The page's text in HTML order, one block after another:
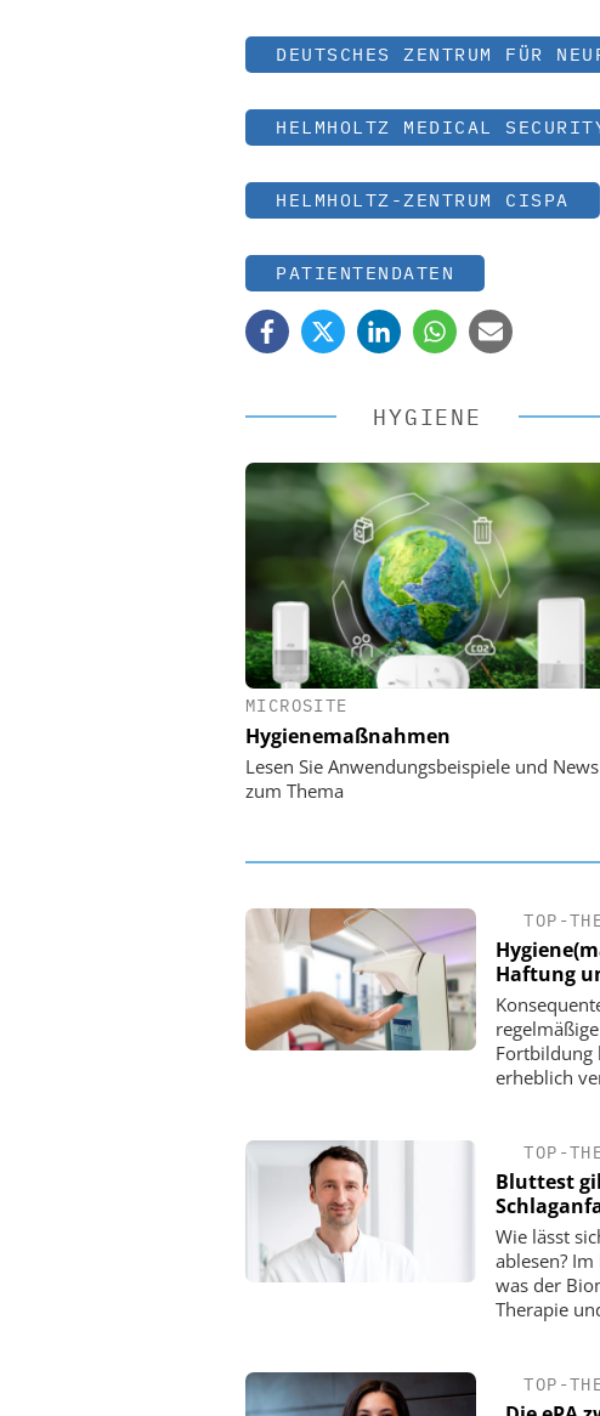
DEUTSCHES ZENTRUM FÜR
HELMHOLTZ MEDICAL
HELMHOLTZ-ZENTRUM CISPA
PATIENTENDATEN
HYGIENE
MICROSITE
Hygienemaßnahmen
Lesen Sie Anwendungsbeispiele und News
zum Thema
Digitalisierung im
Personalmanagement: Von
Ordnung zur KI-fähigen
TOP-
Haftung
Fortbildung
erheblich
TOP-
Bluttest
Wie lässt
ablesen?
was der
Therapie
TOP-